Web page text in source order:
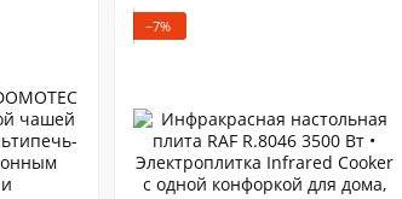
приготовления супа,
лапши, риса и овощей с
−7%